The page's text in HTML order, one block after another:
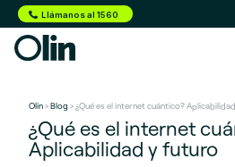
Llámanos al 1560
Olin>Blog > ¿Qué es el internet cuántico?
¿Qué es el internet
Aplicabilidad y futuro